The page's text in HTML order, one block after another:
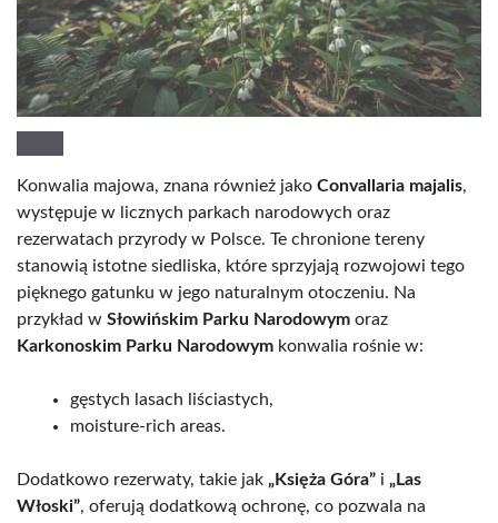
Konwalia majowa, znana również jako Convallaria majalis,
występuje w licznych parkach narodowych oraz
rezerwatach przyrody w Polsce. Te chronione tereny
stanowią istotne siedliska, które sprzyjają rozwojowi tego
pięknego gatunku w jego naturalnym otoczeniu. Na
przykład w Słowińskim Parku Narodowym oraz
Karkonoskim Parku Narodowym konwalia rośnie w:
gęstych lasach liściastych,
moisture-rich areas.
Dodatkowo rezerwaty, takie jak „Księża Góra” i „Las
Włoski”, oferują dodatkową ochronę, co pozwala na